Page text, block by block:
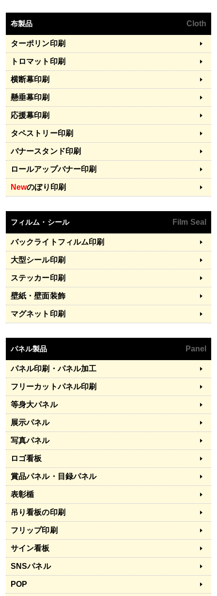
布製品 Cloth
ターポリン印刷
トロマット印刷
横断幕印刷
懸垂幕印刷
応援幕印刷
タペストリー印刷
バナースタンド印刷
ロールアップバナー印刷
Newのぼり印刷
フィルム・シール Film Seal
バックライトフィルム印刷
大型シール印刷
ステッカー印刷
壁紙・壁面装飾
マグネット印刷
パネル製品 Panel
パネル印刷・パネル加工
フリーカットパネル印刷
等身大パネル
展示パネル
写真パネル
ロゴ看板
賞品パネル・目録パネル
表彰楯
吊り看板の印刷
フリップ印刷
サイン看板
SNSパネル
POP